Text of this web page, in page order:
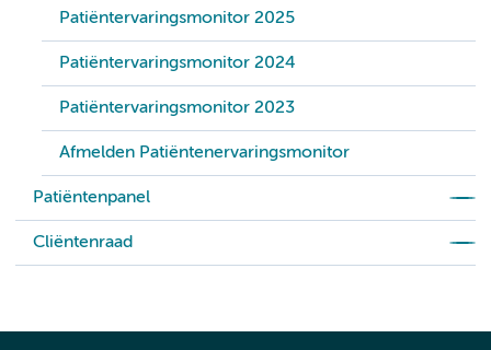
Patiëntervaringsmonitor 2025
Patiëntervaringsmonitor 2024
Patiëntervaringsmonitor 2023
Afmelden Patiëntenervaringsmonitor
Patiëntenpanel
Cliëntenraad